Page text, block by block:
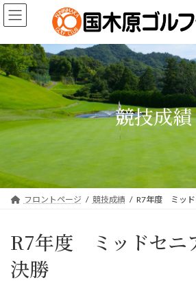
コ
ン
ン
ツ
へ
キ
ッ
プ
ナ
ビ
ー
シ
ョ
に
移
動
競技成績
フロントページ 競技成績 R7年度 ミッド
R7年度 ミッドセニ
決勝